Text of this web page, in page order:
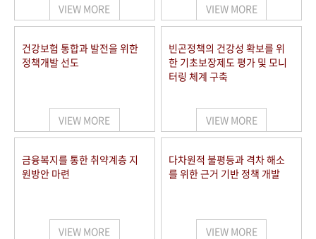
VIEW MORE VIEW MORE
건강보험 통합과 발전을 위한
정책개발 선도
VIEW MORE
빈곤정책의 건강성 확보를 위
한 기초보장제도 평가 및 모니
터링 체계 구축
VIEW MORE
금융복지를 통한 취약계층 지
원방안 마련
VIEW MORE
다차원적 불평등과 격차 해소
를 위한 근거 기반 정책 개발
VIEW MORE